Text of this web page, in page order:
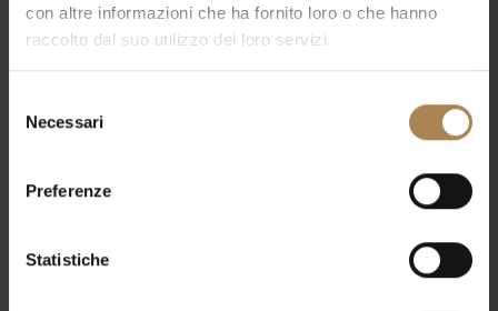
con altre informazioni che ha fornito loro o che hanno
raccolto dal suo utilizzo dei loro servizi.
delNecessari
Preferenze
Statistiche
PREVIOUS POST NEXT POST